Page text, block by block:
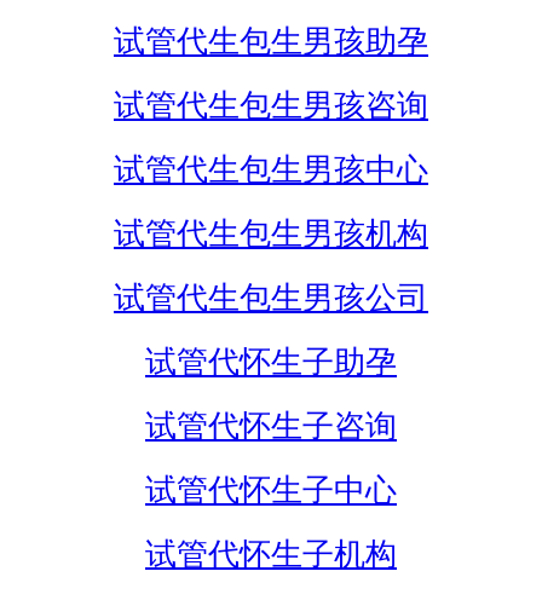
试管代生包生男孩助孕
试管代生包生男孩咨询
试管代生包生男孩中心
试管代生包生男孩机构
试管代生包生男孩公司
试管代怀生子助孕
试管代怀生子咨询
试管代怀生子中心
试管代怀生子机构